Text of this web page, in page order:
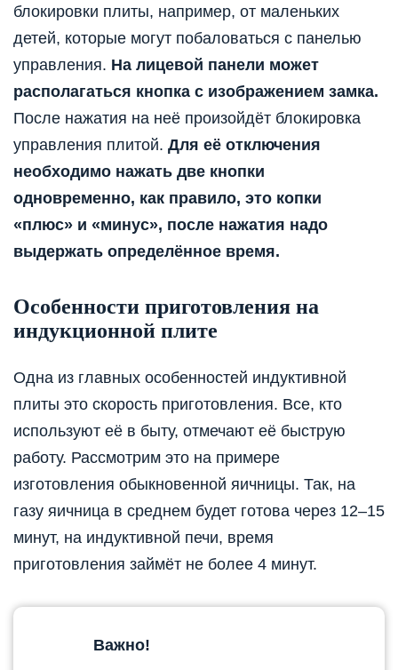
блокировки плиты, например, от маленьких
детей, которые могут побаловаться с панелью
управления. На лицевой панели может
располагаться кнопка с изображением замка.
После нажатия на неё произойдёт блокировка
управления плитой. Для её отключения
необходимо нажать две кнопки
одновременно, как правило, это копки
«плюс» и «минус», после нажатия надо
выдержать определённое время.
Особенности приготовления на
индукционной плите
Одна из главных особенностей индуктивной
плиты это скорость приготовления. Все, кто
используют её в быту, отмечают её быструю
работу. Рассмотрим это на примере
изготовления обыкновенной яичницы. Так, на
газу яичница в среднем будет готова через 12–15
минут, на индуктивной печи, время
приготовления займёт не более 4 минут.
Важно!